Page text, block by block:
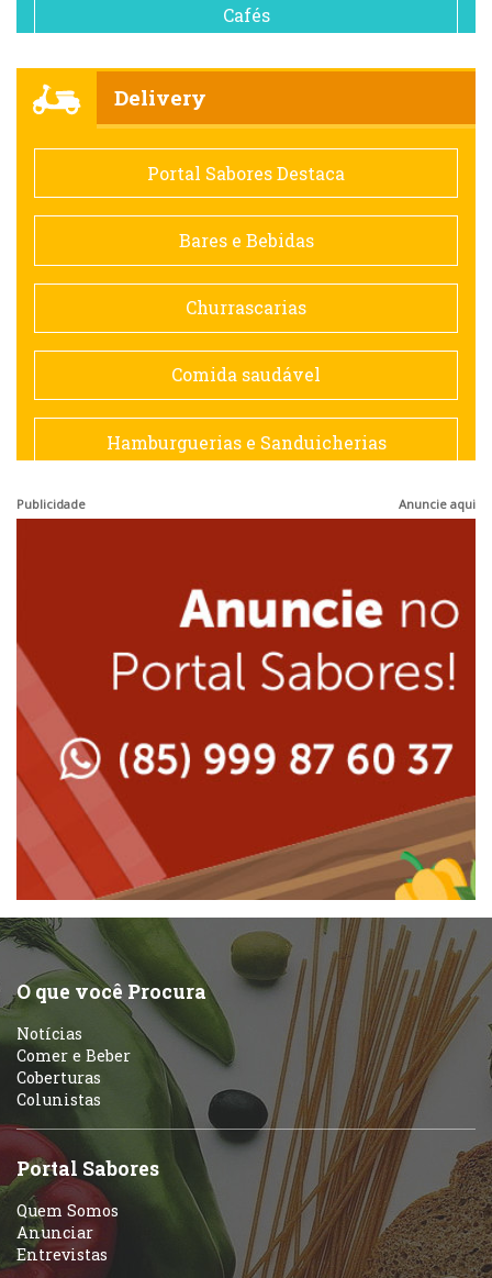
Cafés
Comida saudável
Contemporânea
Doceria
Espanhola
Francesa
Japonesa e Oriental
Lanchonetes
Massas
Peixes e Frutos do Mar
Pizzarias
Portuguesa
Self-service
Sobremesas e sorvetes
Delivery
Portal Sabores Destaca
Bares e Bebidas
Churrascarias
Comida saudável
Hamburguerias e Sanduicherias
Peixes e Frutos do Mar
Pizzarias
Portuguesa
Sobremesas e sorvetes
Variados
Publicidade Anuncie aqui
O que você Procura
Notícias
Comer e Beber
Coberturas
Colunistas
Portal Sabores
Quem Somos
Anunciar
Entrevistas